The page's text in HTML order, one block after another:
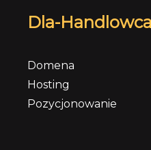
Dla-
Domena
Hosting
Pozycjonowanie